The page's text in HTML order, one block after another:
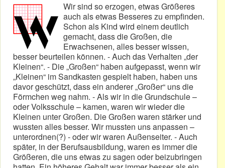
Wir sind so erzogen, etwas Größeres
auch als etwas Besseres zu empfinden.
Schon als Kind wird einem deutlich
gemacht, dass die Großen, die
Erwachsenen, alles besser wissen,
besser beurteilen können. - Auch das Verhalten „der
Kleinen“. - Die „Großen“ haben aufgepasst, wenn wir
„Kleinen“ im Sandkasten gespielt haben, haben uns
davor geschützt, dass ein anderer „Großer“ uns die
Förmchen weg nahm. - Als wir in die Grundschule –
oder Volksschule – kamen, waren wir wieder die
Kleinen unter Großen. Die Großen waren stärker und
wussten alles besser. Wir mussten uns anpassen –
unterordnen(?) - oder wir waren Außenseiter. - Auch
später, in der Berufsausbildung, waren es immer die
Größeren, die uns etwas zu sagen oder beizubringen